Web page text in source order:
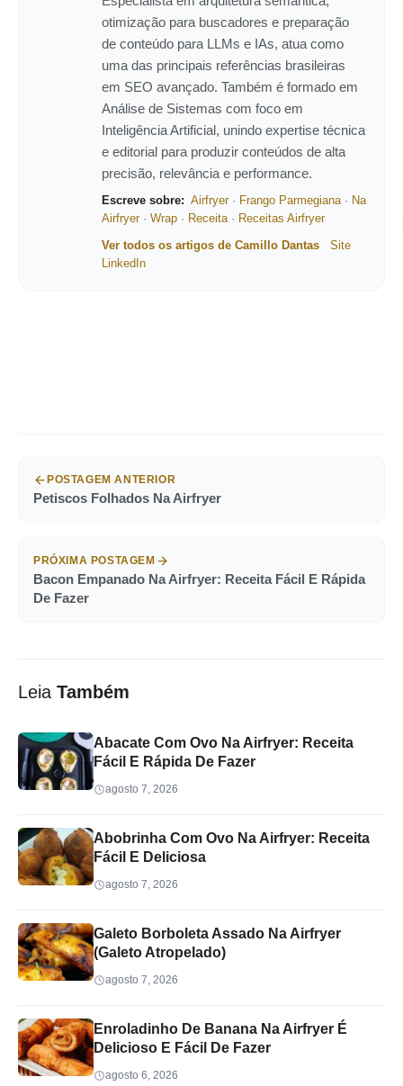
otimização para buscadores e preparação
de conteúdo para LLMs e IAs, atua como
uma das principais referências brasileiras
em SEO avançado. Também é formado em
Análise de Sistemas com foco em
Inteligência Artificial, unindo expertise técnica
e editorial para produzir conteúdos de alta
precisão, relevância e performance.
Escreve sobre: Airfryer· Frango Parmegiana· Na
Airfryer· Wrap · Receita· Receitas Airfryer
Ver todos os artigos de Camillo Dantas
Site
LinkedIn
POSTAGEM ANTERIOR
Petiscos Folhados Na Airfryer
PRÓXIMA POSTAGEM
Bacon Empanado Na Airfryer: Receita Fácil E Rápida
De Fazer
Leia Também
Abacate Com Ovo Na Airfryer: Receita
Fácil E Rápida De Fazer
agosto 7, 2026
Abobrinha Com Ovo Na Airfryer: Receita
Fácil E Deliciosa
agosto 7, 2026
Galeto Borboleta Assado Na Airfryer
(Galeto Atropelado)
agosto 7, 2026
Enroladinho De Banana Na Airfryer É
Delicioso E Fácil De Fazer
agosto 6, 2026